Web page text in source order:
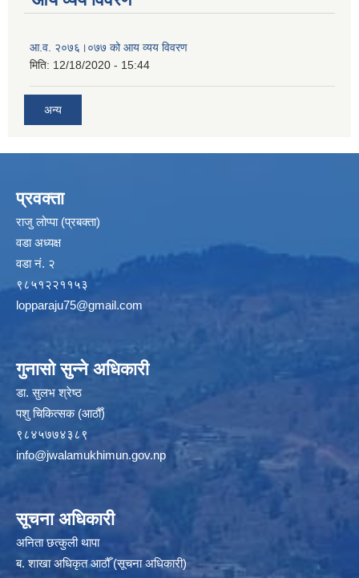
आ.व. २०७६।०७७ को आय व्यय विवरण
मिति: 12/18/2020 - 15:44
अन्य
प्रवक्ता
राजु लोप्पा (प्रबक्ता)
वडा अध्यक्ष
वडा नं. २
९८५१२२११५३
lopparaju75@gmail.com
गुनासो सुन्ने अधिकारी
डा. सुलभ श्रेष्ठ
पशु चिकित्सक (आठौँ)
९८४५७७४३८९
info@jwalamukhimun.gov.np
सूचना अधिकारी
अनिता छत्कुली थापा
ब. शाखा अधिकृत आठौँ (सूचना अधिकारी)